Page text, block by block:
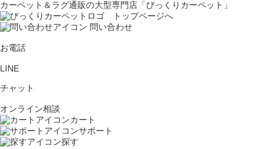
カーペット＆ラグ通販の大型専門店「びっくりカーペット」
問い合わせ
お電話
LINE
チャット
オンライン相談
カート
サポート
探す